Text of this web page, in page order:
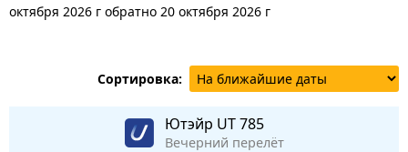
октября 2026 г обратно 20 октября 2026 г
Сортировка:
Ютэйр UT 785
Вечерний перелёт